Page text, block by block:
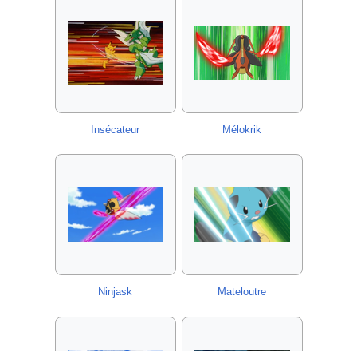
Insécateur Mélokrik
Ninjask Mateloutre